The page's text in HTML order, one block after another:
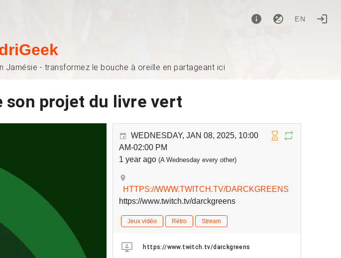
EN
Jamésie - transformez le bouche à oreille en partageant ici
son projet du livre vert
WEDNESDAY, JAN 08, 2025, 10:00
AM-02:00 PM
1 year ago (A Wednesday every other)
HTTPS://WWW.TWITCH.TV/DARCKGREENS
https://www.twitch.tv/darckgreens
Jeux vidéo Rétro Stream
https://www.twitch.tv/darckgreens